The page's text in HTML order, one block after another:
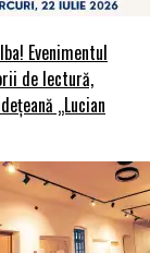
Evenimentul
de lectură,
„Lucian